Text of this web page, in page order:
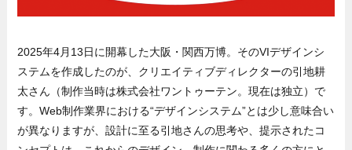
2025年4月13日に開幕した大阪・関西万博。そのVIデザインシ
ステムを作成したのが、クリエイティブディレクターの引地耕
太さん（制作当時は株式会社ワントゥーテン。現在は独立）で
す。Web制作業界における“デザインシステム”とは少し意味合い
が異なりますが、設計に至る引地さんの思考や、提示されたコ